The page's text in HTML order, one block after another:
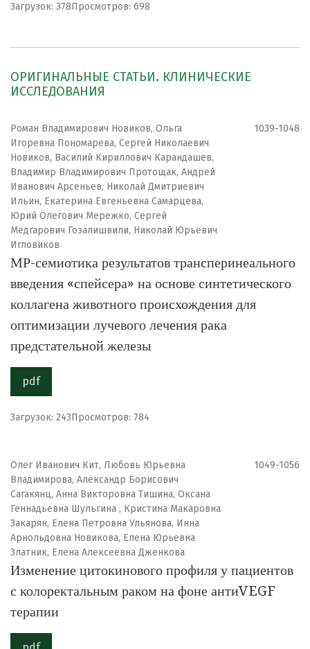
Загрузок: 378Просмотров: 698
ОРИГИНАЛЬНЫЕ СТАТЬИ. КЛИНИЧЕСКИЕ
ИССЛЕДОВАНИЯ
Роман Владимирович Новиков, Ольга
Игоревна Пономарева, Сергей Николаевич
Новиков, Василий Кириллович Карандашев,
Владимир Владимирович Протощак, Андрей
Иванович Арсеньев, Николай Дмитриевич
Ильин, Екатерина Евгеньевна Самарцева,
Юрий Олегович Мережко, Сергей
Медгарович Гозалишвили, Николай Юрьевич
Игловиков
1039-1048
МР-семиотика результатов трансперинеального
введения «спейсера» на основе синтетического
коллагена животного происхождения для
оптимизации лучевого лечения рака
предстательной железы
pdf
Загрузок: 243Просмотров: 784
Олег Иванович Кит, Любовь Юрьевна
Владимирова, Александр Борисович
Сагакянц, Анна Викторовна Тишина, Оксана
Геннадьевна Шульгина , Кристина Макаровна
Закарян, Елена Петровна Ульянова, Инна
Арнольдовна Новикова, Елена Юрьевна
Златник, Елена Алексеевна Дженкова
1049-1056
Изменение цитокинового профиля у пациентов
с колоректальным раком на фоне антиVEGF
терапии